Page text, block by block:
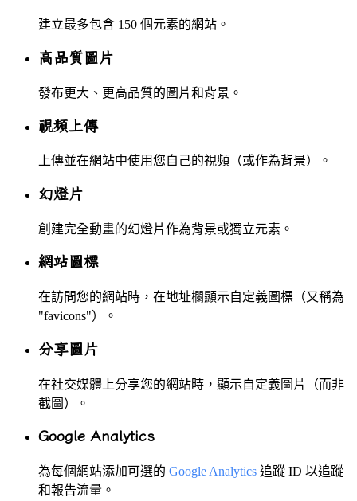
建立最多包含 150 個元素的網站。
高品質圖片
發布更大、更高品質的圖片和背景。
視頻上傳
上傳並在網站中使用您自己的視頻（或作為背景）。
幻燈片
創建完全動畫的幻燈片作為背景或獨立元素。
網站圖標
在訪問您的網站時，在地址欄顯示自定義圖標（又稱為
"favicons"）。
分享圖片
在社交媒體上分享您的網站時，顯示自定義圖片（而非
截圖）。
Google Analytics
為每個網站添加可選的 Google Analytics 追蹤 ID 以追蹤
和報告流量。